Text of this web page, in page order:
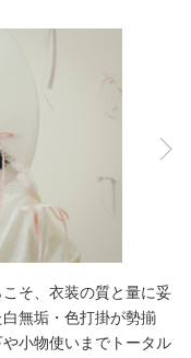
タジオトップ
ス
そ、衣装の質と量に妥
無垢・色打掛が勢揃
小物使いまでトータル